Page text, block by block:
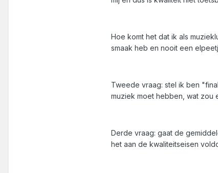
Hoe komt het dat ik als
smaak heb en nooit een
Tweede vraag: stel ik ben
muziek moet hebben, wat zou
Derde vraag: gaat de
het aan de kwaliteitseisen